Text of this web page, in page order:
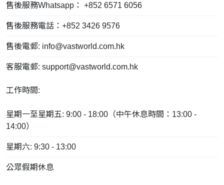
售後服務Whatsapp： +852 6571 6056
售後服務電話：+852 3426 9576
售後電郵: info@vastworld.com.hk
客服電郵: support@vastworld.com.hk
工作時間:
星期一至星期五: 9:00 - 18:00（中午休息時間：13:00 -
14:00）
星期六: 9:30 - 13:00
公眾假期休息